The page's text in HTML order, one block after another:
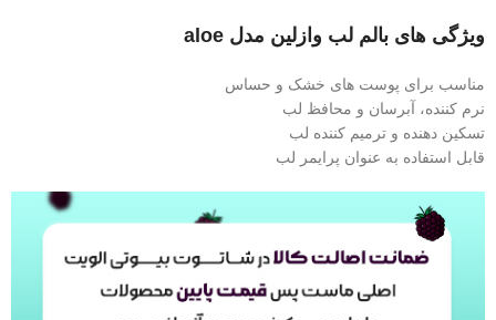
ویژگی های بالم لب وازلین مدل aloe
مناسب برای پوست های خشک و حساس
نرم کننده، آبرسان و محافظ لب
تسکین دهنده و ترمیم کننده لب
قابل استفاده به عنوان پرایمر لب